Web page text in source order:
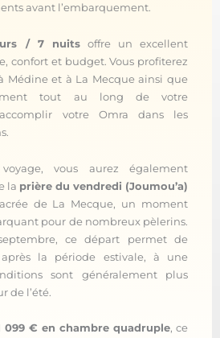
avant l’embarquement.
/ 7 nuitsoffre un excellent
confort et budget. Vous profiterez
Médine et à La Mecque ainsi que
tout au long de votre
votre Omra dans les
vous aurez également
la prière du vendredi (Joumou’a)
de La Mecque, un moment
pour de nombreux pèlerins.
ce départ permet de
la période estivale, à une
sont généralement plus
de l’été.
099 € en chambre quadruple, ce